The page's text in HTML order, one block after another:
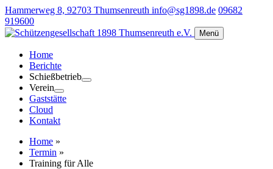
Hammerweg 8, 92703 Thumsenreuth info@sg1898.de 09682
919600
Menü
Home
Berichte
Schießbetrieb
Verein
Gaststätte
Cloud
Kontakt
Home »
Termin »
Training für Alle